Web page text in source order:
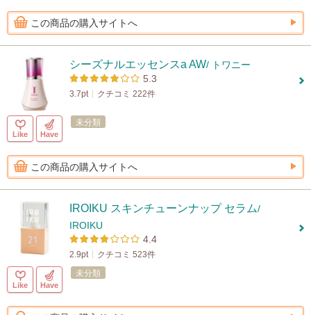
この商品の購入サイトへ
シーズナルエッセンスa AW/ トワニー
5.3
3.7pt クチコミ 222件
Like Have
未分類
この商品の購入サイトへ
IROIKU スキンチューンナップ セラム/
IROIKU
4.4
2.9pt クチコミ 523件
Like Have
未分類